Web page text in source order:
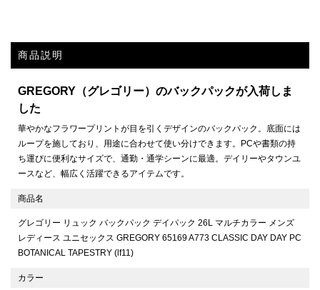
商品説明
GREGORY（グレゴリー）のバックパックが入荷しま
した
華やかなフラワープリントが目を引くデザインのバックパック。底面には
ループを施しており、用途に合わせて使い分けできます。PCや書類の持
ち運びに便利なサイズで、通勤・通学シーンに最適。デイリーやタウンユ
ースなど、幅広く活躍できるアイテムです。
商品名
グレゴリー リュック バックパック デイパック 26L マルチカラー メンズ
レディース ユニセックス GREGORY 65169 A773 CLASSIC DAY DAY PC
BOTANICAL TAPESTRY (lf11)
カラー